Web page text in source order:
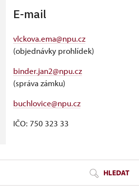
E-mail
vlckova.ema@npu.cz
(objednávky prohlídek)
binder.jan2@npu.cz
(správa zámku)
buchlovice@npu.cz
IČO: 750 323 33
HLEDAT